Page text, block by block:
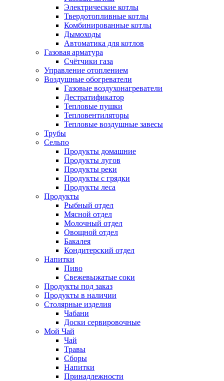
Электрические котлы
Твердотопливные котлы
Комбинированные котлы
Дымоходы
Автоматика для котлов
Газовая арматура
Счётчики газа
Управление отоплением
Воздушные обогреватели
Газовые воздухонагреватели
Дестратификатор
Тепловые пушки
Тепловентиляторы
Тепловые воздушные завесы
Трубы
Сельпо
Продукты домашние
Продукты лугов
Продукты реки
Продукты с грядки
Продукты леса
Продукты
Рыбный отдел
Мясной отдел
Молочный отдел
Овощной отдел
Бакалея
Кондитерский отдел
Напитки
Пиво
Cвежевыжатые соки
Продукты под заказ
Продукты в наличии
Столярные изделия
Чабани
Доски сервировочные
Мой Чай
Чай
Травы
Сборы
Напитки
Принадлежности